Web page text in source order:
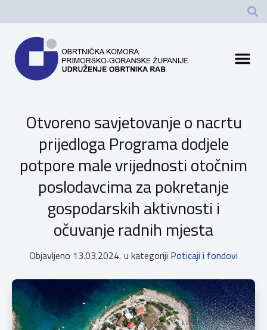
Otvoreno savjetovanje o nacrtu
prijedloga Programa dodjele
potpore male vrijednosti otočnim
poslodavcima za pokretanje
gospodarskih aktivnosti i
očuvanje radnih mjesta
Objavljeno 13.03.2024. u kategoriji Poticaji i fondovi